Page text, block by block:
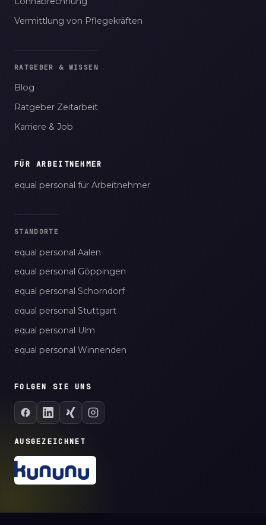
Vermittlung von Pflegekräften
RATGEBER & WISSEN
Blog
Ratgeber Zeitarbeit
Karriere & Job
FÜR ARBEITNEHMER
equal personal für Arbeitnehmer
STANDORTE
equal personal Aalen
equal personal Göppingen
equal personal Schorndorf
equal personal Stuttgart
equal personal Ulm
equal personal Winnenden
FOLGEN SIE UNS
AUSGEZEICHNET